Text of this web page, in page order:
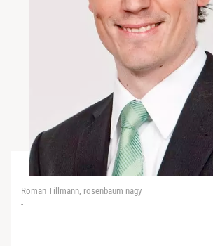
Roman Tillmann, rosenbaum nagy
-